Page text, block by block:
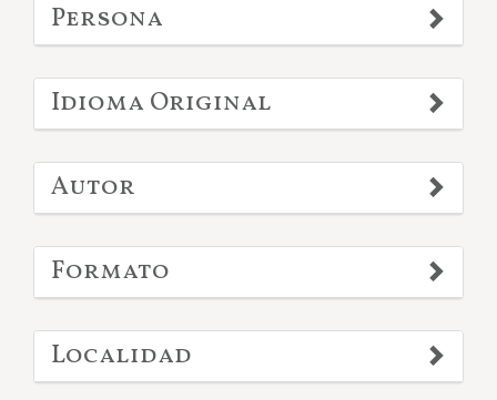
Persona
Idioma Original
Autor
Formato
Localidad